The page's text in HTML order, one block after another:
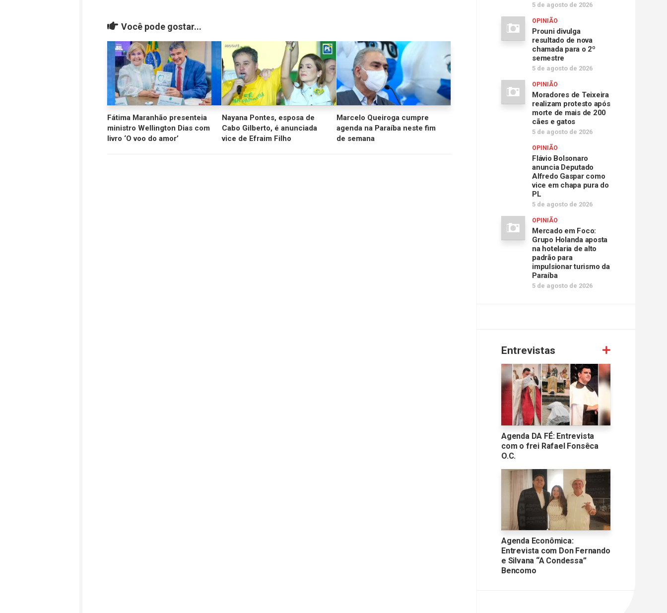
Você pode gostar...
Fátima Maranhão presenteia
ministro Wellington Dias com
livro ‘O voo do amor’
Nayana Pontes, esposa de
Cabo Gilberto, é anunciada
vice de Efraim Filho
Marcelo Queiroga cumpre
agenda na Paraíba neste fim
de semana
5 de agosto de 2026
OPINIÃO
Prouni divulga
resultado de nova
chamada para o 2º
semestre
5 de agosto de 2026
OPINIÃO
Moradores de Teixeira
realizam protesto após
morte de mais de 200
cães e gatos
5 de agosto de 2026
OPINIÃO
Flávio Bolsonaro
anuncia Deputado
Alfredo Gaspar como
vice em chapa pura do
PL
5 de agosto de 2026
OPINIÃO
Mercado em Foco:
Grupo Holanda aposta
na hotelaria de alto
padrão para
impulsionar turismo da
Paraíba
5 de agosto de 2026
Entrevistas
Agenda DA FÉ: Entrevista
com o frei Rafael Fonsêca
O.C.
Agenda Econômica:
Entrevista com Don Fernando
e Silvana “A Condessa”
Bencomo